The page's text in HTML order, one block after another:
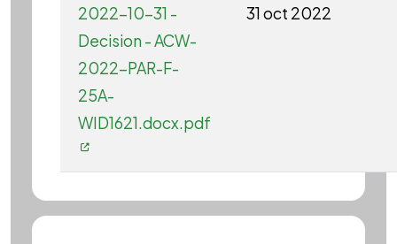
2022-10-31 -
Decision - ACW-
2022-PAR-F-
25A-
WID1621.docx.pdf
31 oct 2022